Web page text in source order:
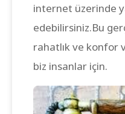
internet üzerinde
edebilirsiniz.Bu
rahatlık ve konfor
biz insanlar için.